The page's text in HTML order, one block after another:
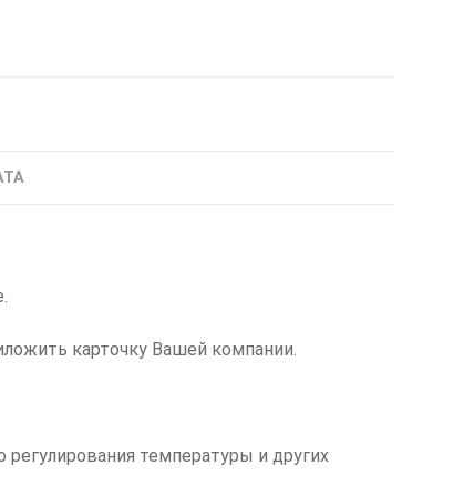
карточку Вашей компании.
температуры и других